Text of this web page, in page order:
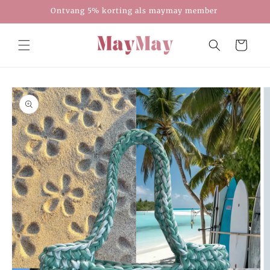
content
Ontvang 5% korting als maymay member
Winkelwagen
direct naar